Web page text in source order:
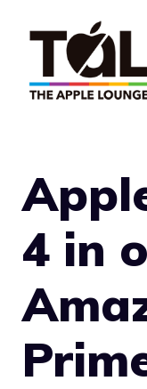
contenuto
4 in